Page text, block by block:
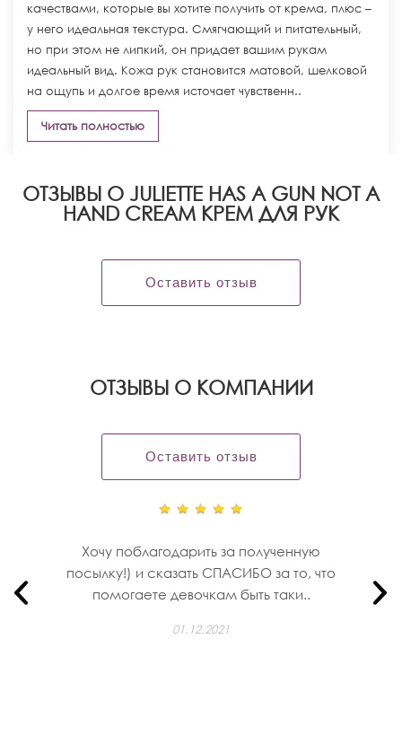
качествами, которые вы хотите получить от крема, плюс –
у него идеальная текстура. Смягчающий и питательный,
но при этом не липкий, он придает вашим рукам
идеальный вид. Кожа рук становится матовой, шелковой
на ощупь и долгое время источает чувственн..
Читать полностью
ОТЗЫВЫ О JULIETTE HAS A GUN NOT A
HAND CREAM КРЕМ ДЛЯ РУК
Оставить отзыв
OТЗЫВЫ О КОМПАНИИ
Оставить отзыв
Хочу поблагодарить за полученную
посылку!) и сказать СПАСИБО за то, что
помогаете девочкам быть таки..
01.12.2021